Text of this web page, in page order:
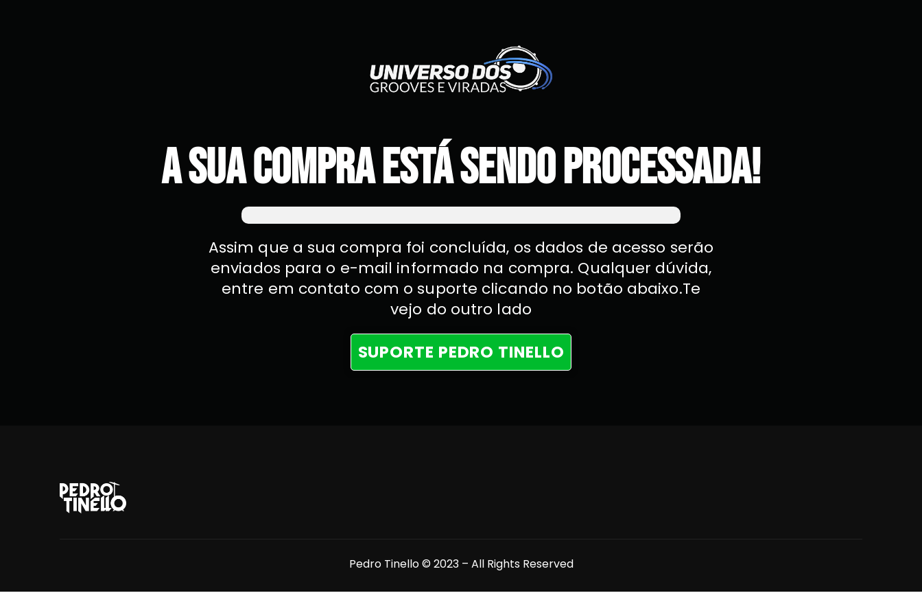
A sua compra está sendo processada!
Assim que a sua compra foi concluída, os dados de acesso serão
enviados para o e-mail informado na compra. Qualquer dúvida,
entre em contato com o suporte clicando no botão abaixo.Te
vejo do outro lado
SUPORTE PEDRO TINELLO
Pedro Tinello © 2023 – All Rights Reserved